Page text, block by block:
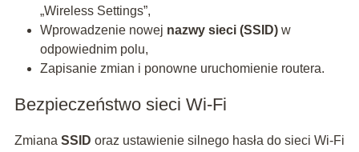
„Wireless Settings”,
Wprowadzenie nowej nazwy sieci (SSID)w
odpowiednim polu,
Zapisanie zmian i ponowne uruchomienie routera.
Bezpieczeństwo sieci Wi-Fi
Zmiana SSID oraz ustawienie silnego hasła do sieci Wi-Fi